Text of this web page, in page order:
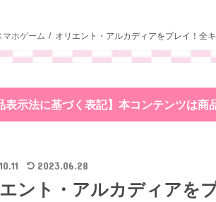
マホゲーム オリエント・アルカディアをプレイ！全
表示法に基づく表記】本コンテンツは商
2023.06.28
ント・アルカディアを